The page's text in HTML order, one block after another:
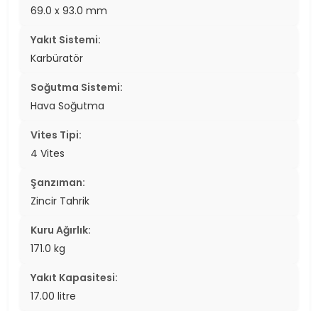
69.0 x 93.0 mm
Yakıt Sistemi:
Karbüratör
Soğutma Sistemi:
Hava Soğutma
Vites Tipi:
4 Vites
Şanzıman:
Zincir Tahrik
Kuru Ağırlık:
171.0 kg
Yakıt Kapasitesi:
17.00 litre